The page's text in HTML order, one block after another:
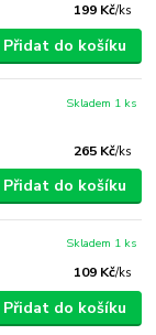
199 Kč/ks
Přidat do košíku
265 Kč/ks
Skladem 1 ks
Přidat do košíku
109 Kč/ks
Skladem 1 ks
Přidat do košíku